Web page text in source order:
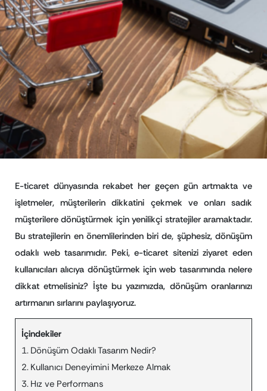
E-ticaret dünyasında rekabet her geçen gün artmakta ve
işletmeler, müşterilerin dikkatini çekmek ve onları sadık
müşterilere dönüştürmek için yenilikçi stratejiler aramaktadır.
Bu stratejilerin en önemlilerinden biri de, şüphesiz, dönüşüm
odaklı web tasarımıdır. Peki, e-ticaret sitenizi ziyaret eden
kullanıcıları alıcıya dönüştürmek için web tasarımında nelere
dikkat etmelisiniz? İşte bu yazımızda, dönüşüm oranlarınızı
artırmanın sırlarını paylaşıyoruz.
İçindekiler
Dönüşüm Odaklı Tasarım Nedir?
Kullanıcı Deneyimini Merkeze Almak
Hız ve Performans